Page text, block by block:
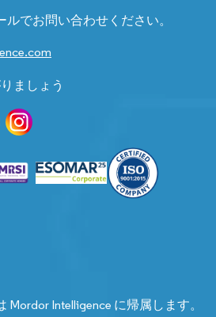
でお問い合わせください。
ましょう
Intelligence に帰属します。